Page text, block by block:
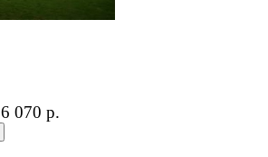
6 070 р.